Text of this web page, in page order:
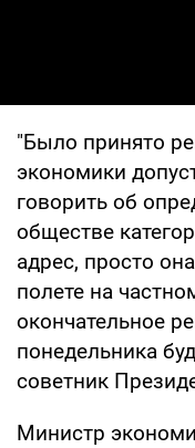
"Было принято
экономики
говорить об
обществе
адрес, просто
полете на
окончательное
понедельника
советник
Министр